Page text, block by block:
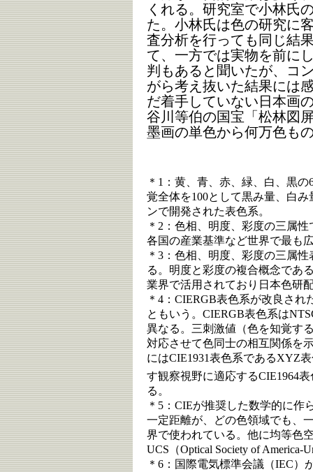
くれる。研究室で小林氏
た。小林氏は色の研究に
査分析を行っても同じ結
て、一方では実物を前に
判もあると聞いたが、コ
がら考え抜いた結果には
だ着手していない日本画
谷川等伯の国宝「松林図
墨画の単色から何万色も
＊1：黄、青、赤、緑、白、黒
覚全体を100として黒み量、白
ンで開発された表色系。
＊2：色相、明度、彩度の三属
各国の産業基準など世界で最も
＊3：色相、明度、彩度の三属
る。明度と彩度の複合概念であ
業界で活用されており日本色研
＊4：CIERGB表色系が改良さ
ともいう。CIERGB表色系は
異なる。三刺激値（色を知覚す
対応させて色同士の相互関係を
にはCIE1931表色系であるXYZ
す観察視野に適応するCIE1964
る。
＊5：CIEが推奨した数学的に作
一定距離が、どの色領域でも、
界で使われている。他に均等色
UCS（Optical Society of America-
＊6：国際電気標準会議（IEC）